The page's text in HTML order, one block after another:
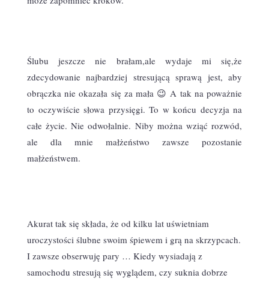
Ślubu jeszcze nie brałam,ale wydaje mi się,że
zdecydowanie najbardziej stresującą sprawą jest, aby
obrączka nie okazała się za mała 😉 A tak na poważnie
to oczywiście słowa przysięgi. To w końcu decyzja na
całe życie. Nie odwołalnie. Niby można wziąć rozwód,
ale dla mnie małżeństwo zawsze pozostanie
małżeństwem.
Akurat tak się składa, że od kilku lat uświetniam
uroczystości ślubne swoim śpiewem i grą na skrzypcach.
I zawsze obserwuję pary … Kiedy wysiadają z
samochodu stresują się wyglądem, czy suknia dobrze